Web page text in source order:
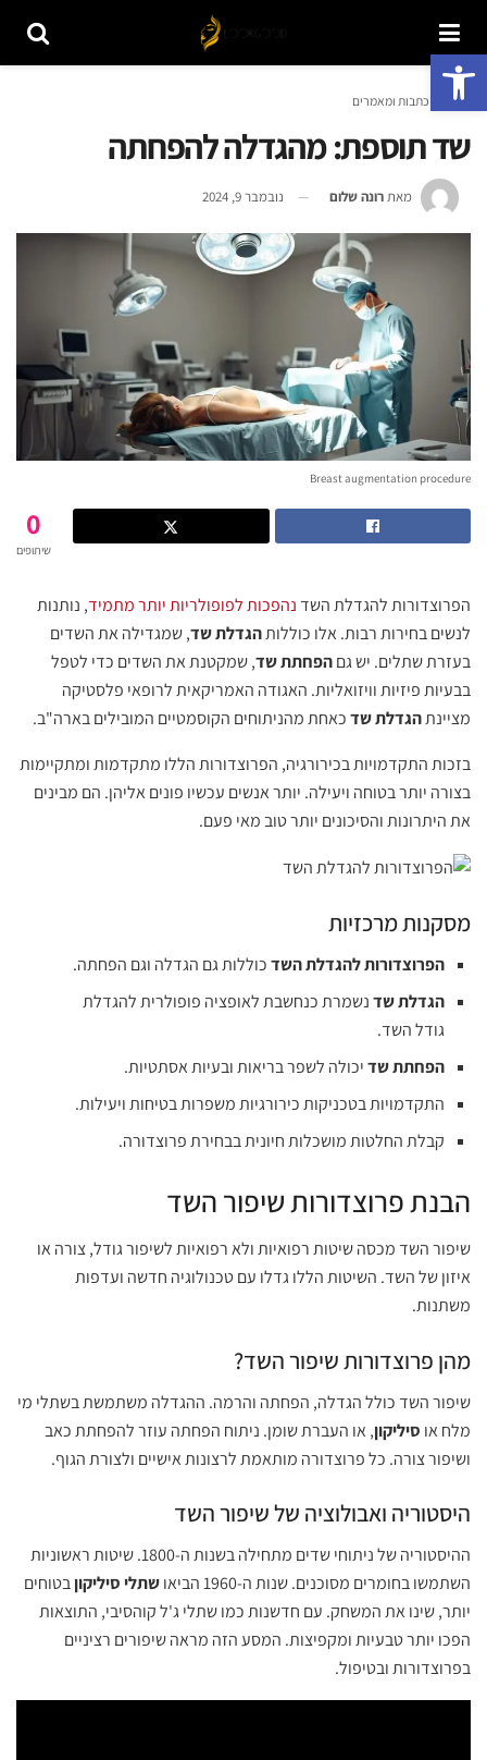
פתח סרגל נגישות
ראשי כתבות ומאמרים
שד תוספת: מהגדלה להפחתה
מאתרונה שלום נובמבר 9, 2024
Breast augmentation procedure
0
שיתופים
הפרוצדורות להגדלת השדנהפכות לפופולריות יותר מתמיד, נותנות
לנשים בחירות רבות. אלו כוללותהגדלת שד, שמגדילה את השדים
בעזרת שתלים. יש גםהפחתת שד, שמקטנת את השדים כדי לטפל
בבעיות פיזיות וויזואליות. האגודה האמריקאית לרופאי פלסטיקה
מציינתהגדלת שדכאחת מהניתוחים הקוסמטיים המובילים בארה"ב.
בזכות התקדמויות בכירורגיה, הפרוצדורות הללו מתקדמות ומתקיימות
בצורה יותר בטוחה ויעילה. יותר אנשים עכשיו פונים אליהן. הם מבינים
את היתרונות והסיכונים יותר טוב מאי פעם.
מסקנות מרכזיות
הפרוצדורות להגדלת השדכוללות גם הגדלה וגם הפחתה.
הגדלת שדנשמרת כנחשבת לאופציה פופולרית להגדלת
גודל השד.
הפחתת שדיכולה לשפר בריאות ובעיות אסתטיות.
התקדמויות בטכניקות כירורגיות משפרות בטיחות ויעילות.
קבלת החלטות מושכלות חיונית בבחירת פרוצדורה.
הבנת פרוצדורות שיפור השד
שיפור השד מכסה שיטות רפואיות ולא רפואיות לשיפור גודל, צורה או
איזון של השד. השיטות הללו גדלו עם טכנולוגיה חדשה ועדפות
משתנות.
מהן פרוצדורות שיפור השד?
שיפור השד כולל הגדלה, הפחתה והרמה. ההגדלה משתמשת בשתלי מי
מלח או סיליקון, או העברת שומן. ניתוח הפחתה עוזר להפחתת כאב
ושיפור צורה. כל פרוצדורה מותאמת לרצונות אישיים ולצורת הגוף.
היסטוריה ואבולוציה של שיפור השד
ההיסטוריה של ניתוחי שדים מתחילה בשנות ה-1800. שיטות ראשוניות
השתמשו בחומרים מסוכנים. שנות ה-1960 הביאו
שתלי סיליקוןבטוחים
יותר, שינו את המשחק. עם חדשנות כמו שתלי ג'ל קוהסיבי, התוצאות
הפכו יותר טבעיות ומקפיצות. המסע הזה מראה שיפורים רציניים
בפרוצדורות ובטיפול.